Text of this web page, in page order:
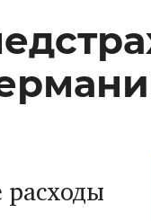
расходы